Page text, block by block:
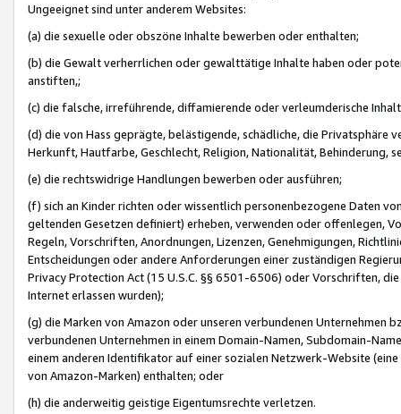
Ungeeignet sind unter anderem Websites:
(a) die sexuelle oder obszöne Inhalte bewerben oder enthalten;
(b) die Gewalt verherrlichen oder gewalttätige Inhalte haben oder
anstiften,;
(c) die falsche, irreführende, diffamierende oder verleumderische
(d) die von Hass geprägte, belästigende, schädliche, die Privatsphäre
Herkunft, Hautfarbe, Geschlecht, Religion, Nationalität, Behinderung,
(e) die rechtswidrige Handlungen bewerben oder ausführen;
(f) sich an Kinder richten oder wissentlich personenbezogene Daten
geltenden Gesetzen definiert) erheben, verwenden oder offenlegen,
Regeln, Vorschriften, Anordnungen, Lizenzen, Genehmigungen,
Entscheidungen oder andere Anforderungen einer zuständigen
Privacy Protection Act (15 U.S.C. §§ 6501-6506) oder Vorschriften,
Internet erlassen wurden);
(g) die Marken von Amazon oder unseren verbundenen Unternehmen
verbundenen Unternehmen in einem Domain-Namen, Subdomain-
einem anderen Identifikator auf einer sozialen Netzwerk-Website
von Amazon-Marken) enthalten; oder
(h) die anderweitig geistige Eigentumsrechte verletzen.